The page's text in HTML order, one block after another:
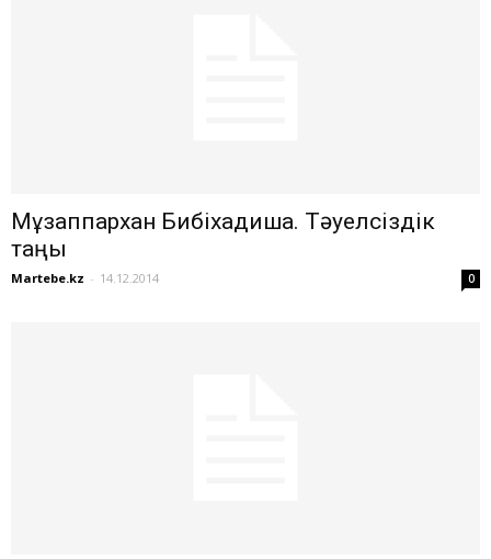
Мұзаппархан Бибіхадиша. Тәуелсіздік
таңы
Martebe.kz - 14.12.2014 0